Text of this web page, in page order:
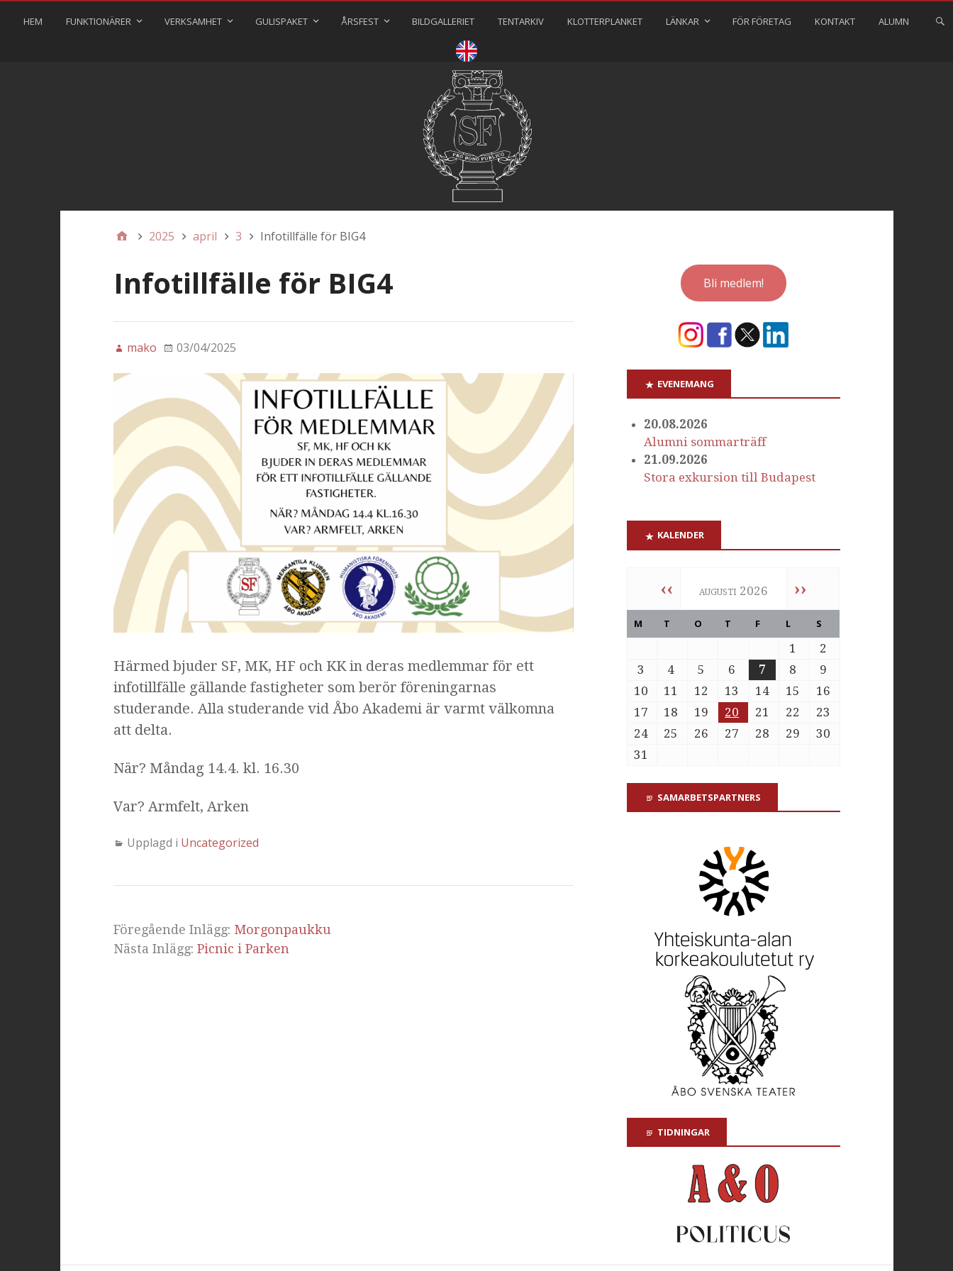
HEM FUNKTIONÄRER VERKSAMHET GULISPAKET ÅRSFEST BILDGALLERIET TENTARKIV KLOTTERPLANKET LÄNKAR FÖR FÖRETAG KONTAKT ALUMN
⠀⠀⠀
2025 april 3 Infotillfälle för BIG4
Infotillfälle för BIG4
mako 03/04/2025
Härmed bjuder SF, MK, HF och KK in deras medlemmar för ett
infotillfälle gällande fastigheter som berör föreningarnas
studerande. Alla studerande vid Åbo Akademi är varmt välkomna
att delta.
När? Måndag 14.4. kl. 16.30
Var? Armfelt, Arken
Upplagd i Uncategorized
Föregående Inlägg: Morgonpaukku
Nästa Inlägg: Picnic i Parken
Bli medlem!
EVENEMANG
20.08.2026
Alumni sommarträff
21.09.2026
Stora exkursion till Budapest
KALENDER
‹‹ augusti 2026 ››
M T O T F L S
1
2
3
4 5 6 7 8
9
10
11 12 13 14 15
16
17
18 19 20 21 22
23
24
25 26 27 28 29
30
31
SAMARBETSPARTNERS
TIDNINGAR